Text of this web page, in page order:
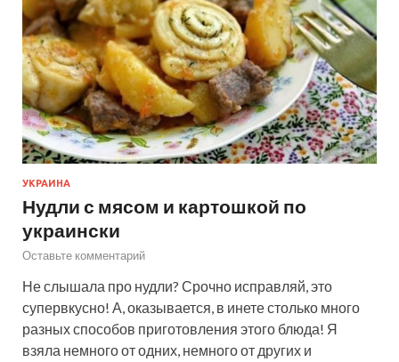
УКРАИНА
Нудли с мясом и картошкой по
украински
Оставьте комментарий
Не слышала про нудли? Срочно исправляй, это
супервкусно! А, оказывается, в инете столько много
разных способов приготовления этого блюда! Я
взяла немного от одних, немного от других и